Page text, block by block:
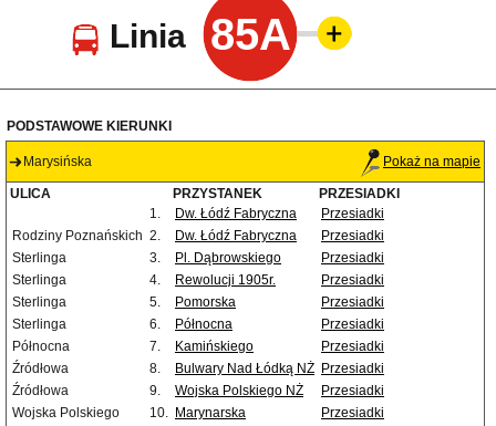
Linia 85A
PODSTAWOWE KIERUNKI
Marysińska Pokaż na mapie
ULICA PRZYSTANEK
PRZESIADKI
1.
Dw. Łódź Fabryczna
Przesiadki
Rodziny Poznańskich 2. Dw. Łódź Fabryczna
Przesiadki
Sterlinga
3. Pl. Dąbrowskiego
Przesiadki
Sterlinga
4. Rewolucji 1905r.
Przesiadki
Sterlinga
5. Pomorska
Przesiadki
Sterlinga
6. Północna
Przesiadki
Północna
7. Kamińskiego
Przesiadki
Źródłowa
8. Bulwary Nad Łódką NŻ Przesiadki
Źródłowa
9. Wojska Polskiego NŻ
Przesiadki
Wojska Polskiego
10. Marynarska
Przesiadki